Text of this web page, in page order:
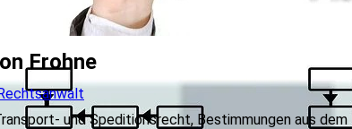
Frohne
und Speditionsrecht, Bestimmungen aus dem